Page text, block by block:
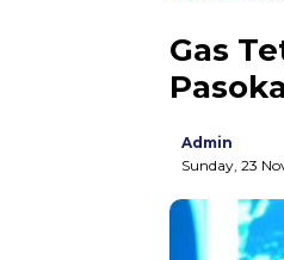
Gas
Admin
Sunday, 23